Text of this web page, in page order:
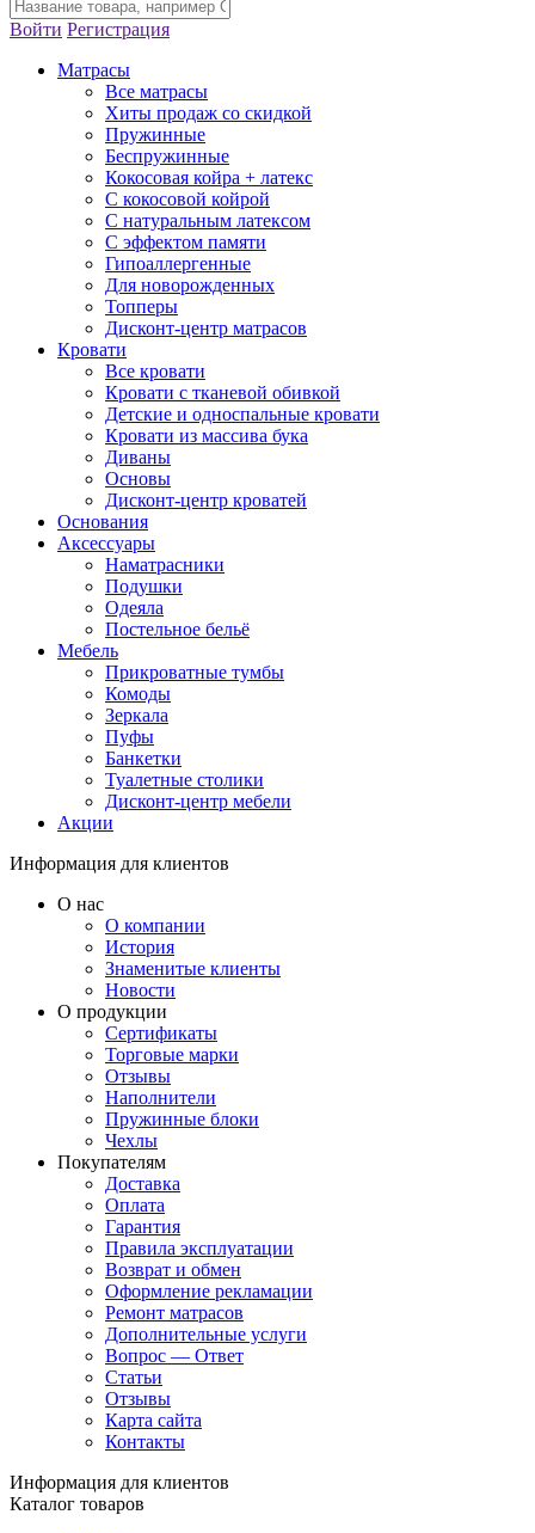
Войти Регистрация
Матрасы
Все матрасы
Хиты продаж со скидкой
Пружинные
Беспружинные
Кокосовая койра + латекс
С кокосовой койрой
С натуральным латексом
С эффектом памяти
Гипоаллергенные
Для новорожденных
Топперы
Дисконт-центр матрасов
Кровати
Все кровати
Кровати с тканевой обивкой
Детские и односпальные кровати
Кровати из массива бука
Диваны
Основы
Дисконт-центр кроватей
Основания
Аксессуары
Наматрасники
Подушки
Одеяла
Постельное бельё
Мебель
Прикроватные тумбы
Комоды
Зеркала
Пуфы
Банкетки
Туалетные столики
Дисконт-центр мебели
Акции
Информация для клиентов
О нас
О компании
История
Знаменитые клиенты
Новости
О продукции
Сертификаты
Торговые марки
Отзывы
Наполнители
Пружинные блоки
Чехлы
Покупателям
Доставка
Оплата
Гарантия
Правила эксплуатации
Возврат и обмен
Оформление рекламации
Ремонт матрасов
Дополнительные услуги
Вопрос — Ответ
Статьи
Отзывы
Карта сайта
Контакты
Информация для клиентов
Каталог товаров